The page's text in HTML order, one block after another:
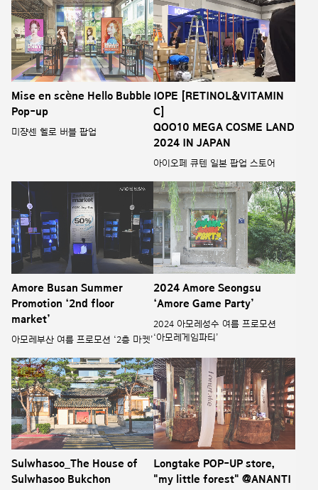
Mise en scène Hello Bubble
Pop-up
미쟝센 헬로 버블 팝업
IOPE [RETINOL&VITAMIN
C]
QOO10 MEGA COSME LAND
2024 IN JAPAN
아이오페 큐텐 일본 팝업 스토어
Amore Busan Summer
Promotion ‘2nd floor
market’
아모레부산 여름 프로모션 ‘2층 마켓’
2024 Amore Seongsu
‘Amore Game Party’
2024 아모레성수 여름 프로모션
‘아모레게임파티’
Sulwhasoo_The House of
Sulwhasoo Bukchon
Longtake POP-UP store,
"my little forest" @ANANTI